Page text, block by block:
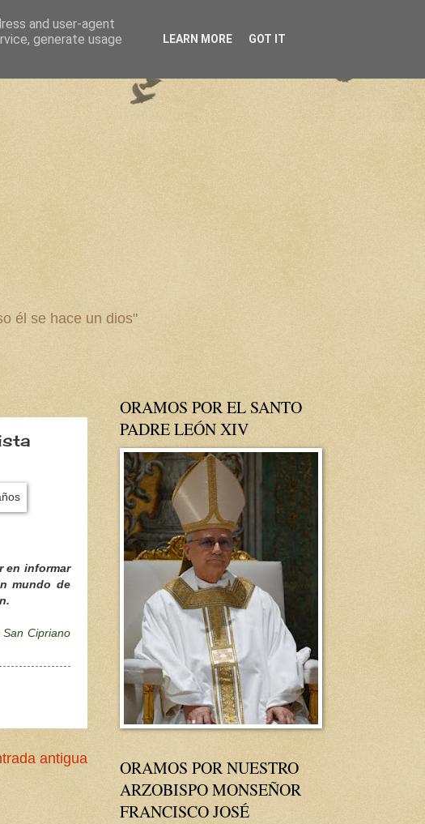
él se hace un dios"
en informar
mundo de
Cipriano
antigua
ORAMOS POR EL SANTO
PADRE LEÓN XIV
ORAMOS POR NUESTRO
ARZOBISPO MONSEÑOR
FRANCISCO JOSÉ
and user-agent
generate usage
LEARN MORE GOT IT